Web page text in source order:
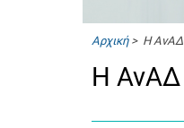
Αρχική> Η ΑνΑΔ
Η ΑνΑΔ